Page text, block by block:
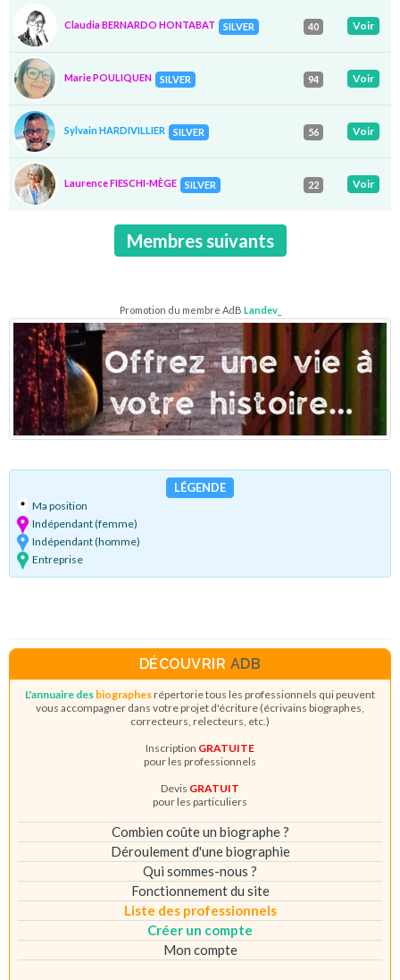
Claudia BERNARDO HONTABAT SILVER 40 Voir
Marie POULIQUEN SILVER 94 Voir
Sylvain HARDIVILLIER SILVER 56 Voir
Laurence FIESCHI-MÈGE SILVER 22 Voir
Membres suivants
Promotion du membre AdB Landev_
LÉGENDE
Ma position
Indépendant (femme)
Indépendant (homme)
Entreprise
DÉCOUVRIR ADB
L'annuaire des biographesrépertorie tous les professionnels qui peuvent
vous accompagner dans votre projet d'écriture (écrivains biographes,
correcteurs, relecteurs, etc.)
Inscription GRATUITE
pour les professionnels
Devis GRATUIT
pour les particuliers
Combien coûte un biographe ?
Déroulement d'une biographie
Qui sommes-nous ?
Fonctionnement du site
Liste des professionnels
Créer un compte
Mon compte